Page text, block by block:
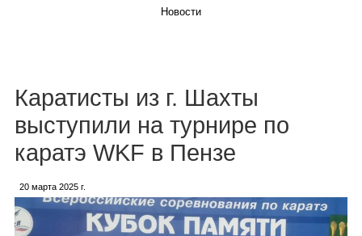
Новости
Афиша
Каратисты из г. Шахты
выступили на турнире по
каратэ WKF в Пензе
20 марта 2025 г.